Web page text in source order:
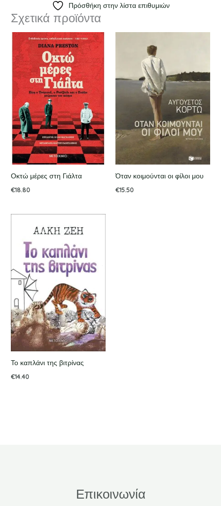
Πρόσθήκη στην λίστα επιθυμιών
Σχετικά προϊόντα
Οκτώ μέρες στη Γιάλτα
€18.80
Όταν κοιμούνται οι φίλοι μου
€15.50
Το καπλάνι της βιτρίνας
€14.40
Επικοινωνία